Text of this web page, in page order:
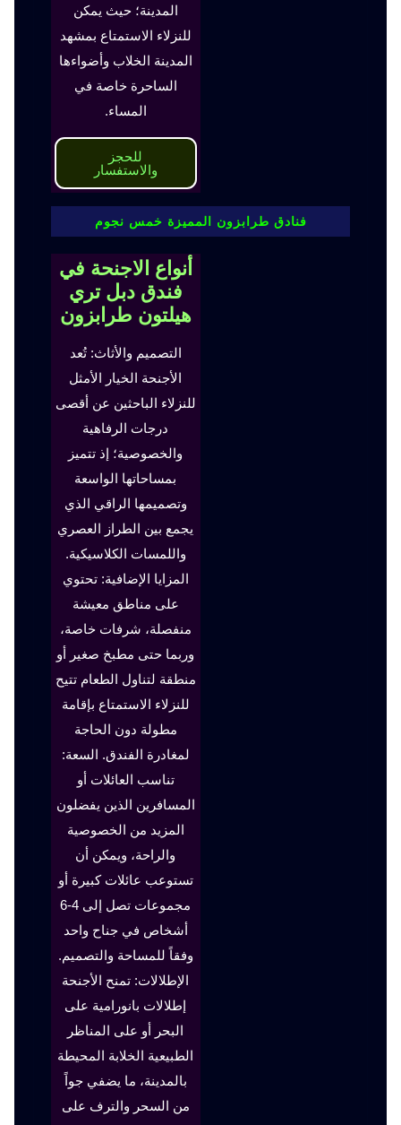
المدينة؛ حيث يمكن
للنزلاء الاستمتاع بمشهد
المدينة الخلاب وأضواءها
الساحرة خاصة في
المساء.
للحجز
والاستفسار
فنادق طرابزون المميزة خمس نجوم
أنواع الاجنحة في
فندق دبل تري
هيلتون طرابزون
التصميم والأثاث: تُعد
الأجنحة الخيار الأمثل
للنزلاء الباحثين عن أقصى
درجات الرفاهية
والخصوصية؛ إذ تتميز
بمساحاتها الواسعة
وتصميمها الراقي الذي
يجمع بين الطراز العصري
واللمسات الكلاسيكية.
المزايا الإضافية: تحتوي
على مناطق معيشة
منفصلة، شرفات خاصة،
وربما حتى مطبخ صغير أو
منطقة لتناول الطعام تتيح
للنزلاء الاستمتاع بإقامة
مطولة دون الحاجة
لمغادرة الفندق. السعة:
تناسب العائلات أو
المسافرين الذين يفضلون
المزيد من الخصوصية
والراحة، ويمكن أن
تستوعب عائلات كبيرة أو
مجموعات تصل إلى 4-6
أشخاص في جناح واحد
وفقاً للمساحة والتصميم.
الإطلالات: تمنح الأجنحة
إطلالات بانورامية على
البحر أو على المناظر
الطبيعية الخلابة المحيطة
بالمدينة، ما يضفي جواً
من السحر والترف على